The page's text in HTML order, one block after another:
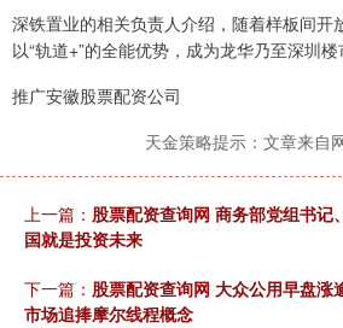
深铁置业的相关负责人介绍，随着样板间开
以“轨道+”的全能优势，成为龙华乃至深圳楼
推广安徽股票配资公司
天金策略提示：文章来自
上一篇： 股票配资查询网 商务部党组书记
国就是投资未来
下一篇： 股票配资查询网 大众公用早盘涨
市场追捧摩尔线程概念